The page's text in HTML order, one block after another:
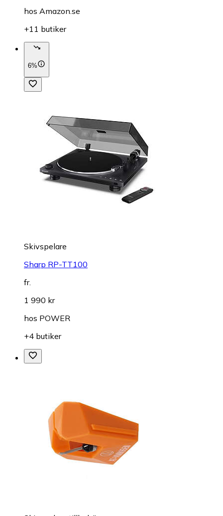
hos Amazon.se
+11 butiker
6%
Skivspelare
Sharp RP-TT100
fr.
1 990 kr
hos POWER
+4 butiker